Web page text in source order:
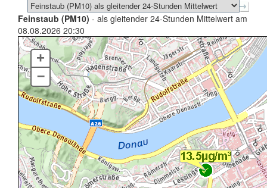
Feinstaub (PM10) - als gleitender 24-Stunden Mittelwert am
08.08.2026 20:30
+
–